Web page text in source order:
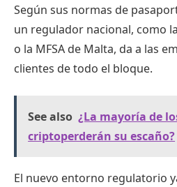
Según sus normas de
un regulador nacional, como
o la MFSA de Malta, da a las
clientes de todo el bloque.
See also ¿La mayoría de
criptoperderán su escaño?
El nuevo entorno regulatorio